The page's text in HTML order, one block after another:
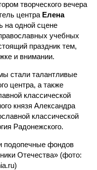
творческого вечера
центра Елена
на одной сцене
учебных
праздник тем,
и внимании.
стали талантливые
центра, а также
классической
князя Александра
классической
Радонежского.